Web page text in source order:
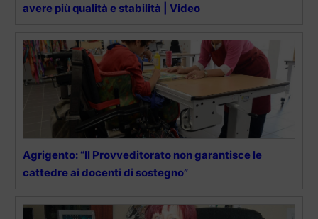
avere più qualità e stabilità | Video
Agrigento: “Il Provveditorato non garantisce le
cattedre ai docenti di sostegno”